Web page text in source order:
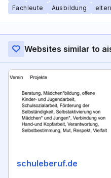
Fachleute
Ausbildung
Websites similar to
schuleberuf.de